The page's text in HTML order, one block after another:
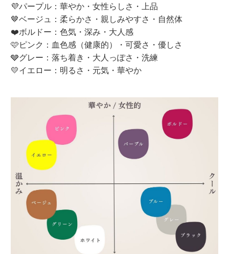
💜パープル：華やか・女性らしさ・上品
🤎ベージュ：柔らかさ・親しみやすさ・自然体
❤️ボルドー：色気・深み・大人感
🩷ピンク：血色感（健康的）・可愛さ・優しさ
🩶グレー：落ち着き・大人っぽさ・洗練
💛イエロー：明るさ・元気・華やか